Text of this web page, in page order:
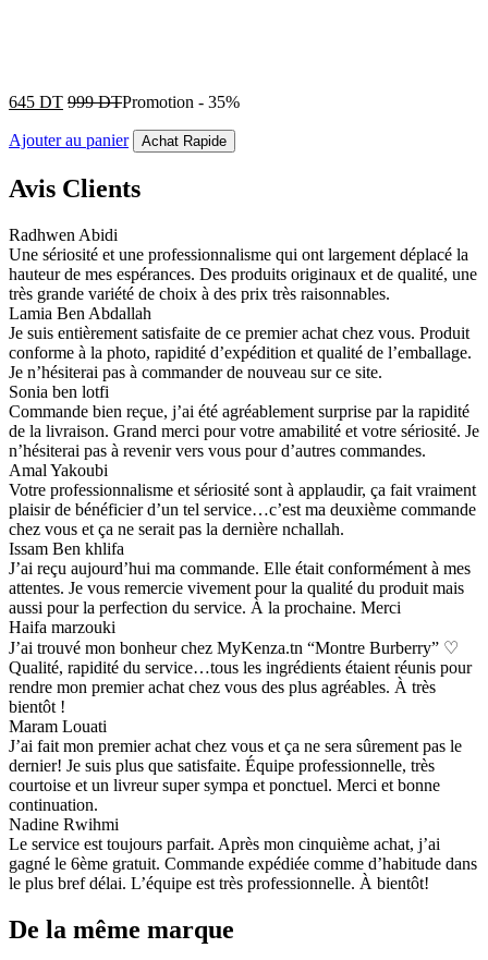
645 DT 999DTPromotion - 35%
Ajouter au panier Achat Rapide
Avis Clients
Radhwen Abidi
Une sériosité et une professionnalisme qui ont largement déplacé la
hauteur de mes espérances. Des produits originaux et de qualité, une
très grande variété de choix à des prix très raisonnables.
Lamia Ben Abdallah
Je suis entièrement satisfaite de ce premier achat chez vous. Produit
conforme à la photo, rapidité d’expédition et qualité de l’emballage.
Je n’hésiterai pas à commander de nouveau sur ce site.
Sonia ben lotfi
Commande bien reçue, j’ai été agréablement surprise par la rapidité
de la livraison. Grand merci pour votre amabilité et votre sériosité. Je
n’hésiterai pas à revenir vers vous pour d’autres commandes.
Amal Yakoubi
Votre professionnalisme et sériosité sont à applaudir, ça fait vraiment
plaisir de bénéficier d’un tel service…c’est ma deuxième commande
chez vous et ça ne serait pas la dernière nchallah.
Issam Ben khlifa
J’ai reçu aujourd’hui ma commande. Elle était conformément à mes
attentes. Je vous remercie vivement pour la qualité du produit mais
aussi pour la perfection du service. À la prochaine. Merci
Haifa marzouki
J’ai trouvé mon bonheur chez MyKenza.tn “Montre Burberry” ♡
Qualité, rapidité du service…tous les ingrédients étaient réunis pour
rendre mon premier achat chez vous des plus agréables. À très
bientôt !
Maram Louati
J’ai fait mon premier achat chez vous et ça ne sera sûrement pas le
dernier! Je suis plus que satisfaite. Équipe professionnelle, très
courtoise et un livreur super sympa et ponctuel. Merci et bonne
continuation.
Nadine Rwihmi
Le service est toujours parfait. Après mon cinquième achat, j’ai
gagné le 6ème gratuit. Commande expédiée comme d’habitude dans
le plus bref délai. L’équipe est très professionnelle. À bientôt!
De la même marque